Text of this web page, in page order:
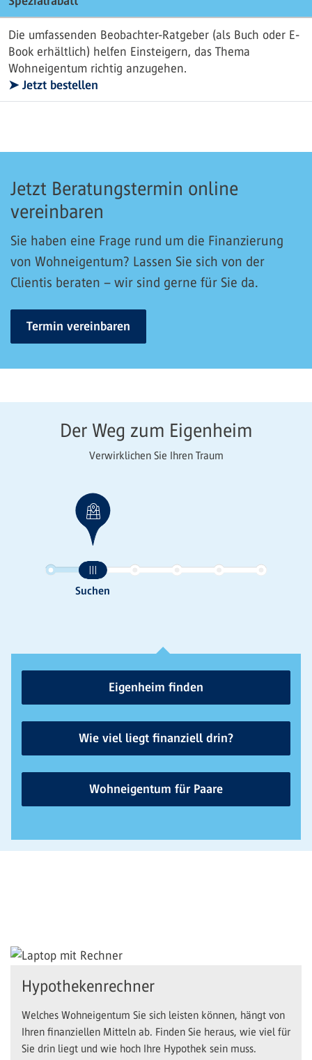
Die umfassenden Beobachter-Ratgeber (als Buch oder E-
Book erhältlich) helfen Einsteigern, das Thema
Wohneigentum richtig anzugehen.
➤ Jetzt bestellen
Jetzt Beratungstermin online
vereinbaren
Sie haben eine Frage rund um die Finanzierung
von Wohneigentum? Lassen Sie sich von der
Clientis beraten – wir sind gerne für Sie da.
Termin vereinbaren
Der Weg zum Eigenheim
Verwirklichen Sie Ihren Traum
Eigenheim finden
Wie viel liegt finanziell drin?
Wohneigentum für Paare
Hypothekenrechner
Welches Wohneigentum Sie sich leisten können, hängt von
Ihren finanziellen Mitteln ab. Finden Sie heraus, wie viel für
Sie drin liegt und wie hoch Ihre Hypothek sein muss.